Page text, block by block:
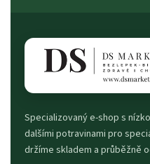
Specializovaný e-shop s
dalšími potravinami pro
držíme skladem a průběžně